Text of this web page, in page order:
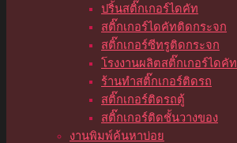
ปริ้นสติ๊กเกอร์ไดคัท
สติ๊กเกอร์ไดคัทติดกระจก
สติ๊กเกอร์ซีทรูติดกระจก
โรงงานผลิตสติ๊กเกอร์ไดคัท
ร้านทำสติ๊กเกอร์ติดรถ
สติ๊กเกอร์ติดรถตู้
สติ๊กเกอร์ติดชั้นวางของ
งานพิมพ์ค้นหาบ่อย